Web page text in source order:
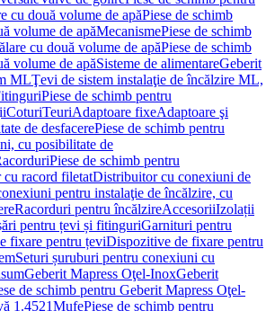
cu două volume de apăPiese de schimb
volume de apăMecanismePiese de schimb
cu două volume de apăPiese de schimb
volume de apăSisteme de alimentareGeberit
MLŢevi de sistem instalaţie de încălzire ML,
Piese de schimb pentru
CoturiTeuriAdaptoare fixeAdaptoare şi
de desfacerePiese de schimb pentru
cu posibilitate de
Piese de schimb pentru
racord filetatDistribuitor cu conexiuni de
pentru instalaţie de încălzire, cu
Racorduri pentru încălzireAccesoriiIzolații
pentru țevi și fitinguriGarnituri pentru
fixare pentru țeviDispozitive de fixare pentru
Seturi șuruburi pentru conexiuni cu
Geberit Mapress Oţel-InoxGeberit
de schimb pentru Geberit Mapress Oţel-
1.4521MufePiese de schimb pentru